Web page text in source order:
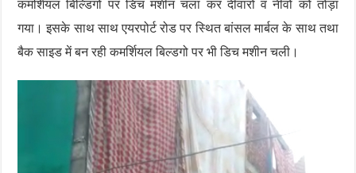
कमर्शियल बिल्डिंगो पर डिच मशीन चला कर दीवारों व नीवो को तोड़ा
गया। इसके साथ साथ एयरपोर्ट रोड पर स्थित बांसल मार्बल के साथ तथा
बैक साइड में बन रही कमर्शियल बिल्डगो पर भी डिच मशीन चली।